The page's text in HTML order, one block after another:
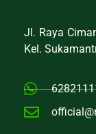
Jl. Raya
Kel.